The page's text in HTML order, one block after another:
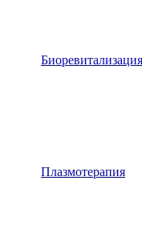
Биоревитализация
Плазмотерапия